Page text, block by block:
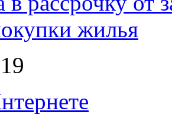
жилья